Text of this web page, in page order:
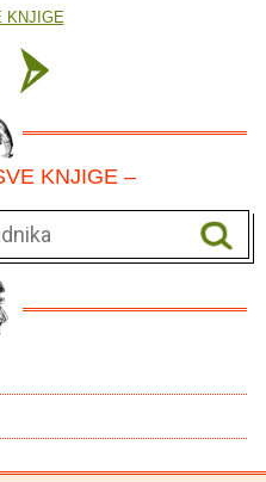
KNJIGE
KNJIGE –